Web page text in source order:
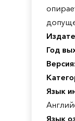
Год
Версия:
Язык
Язык